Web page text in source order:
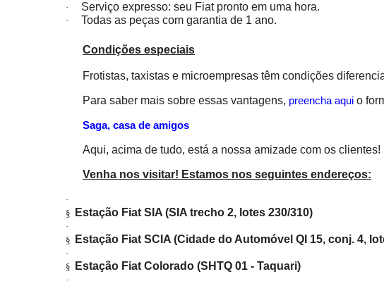
· Serviço expresso: seu Fiat pronto em uma hora.
· Todas as peças com garantia de 1 ano.
Condições especiais
Frotistas, taxistas e microempresas têm condições
Para saber mais sobre essas vantagens, preencha aqui o
Saga, casa de amigos
Aqui, acima de tudo, está a nossa amizade com os clientes!
Venha nos visitar! Estamos nos seguintes endereços:
·
§
Estação Fiat SIA (SIA trecho 2, lotes 230/310)
·
§
Estação Fiat SCIA (Cidade do Automóvel QI 15, conj. 4,
·
§
Estação Fiat Colorado (SHTQ 01 - Taquari)
·